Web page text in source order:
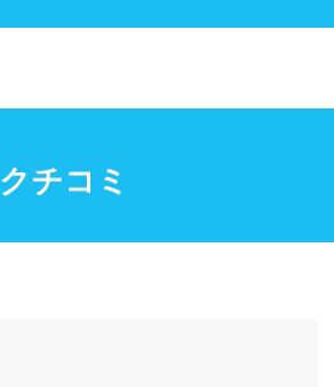
クチコミ